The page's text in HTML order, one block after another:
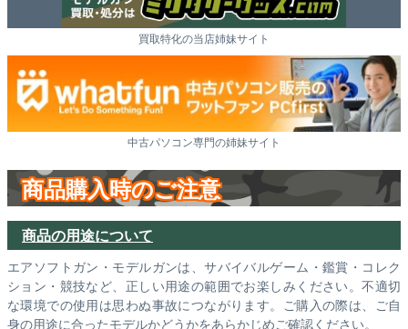
買取特化の当店姉妹サイト
中古パソコン専門の姉妹サイト
商品購入時のご注意
商品の用途について
エアソフトガン・モデルガンは、サバイバルゲーム・鑑賞・コレク
ション・競技など、正しい用途の範囲でお楽しみください。不適切
な環境での使用は思わぬ事故につながります。ご購入の際は、ご自
身の用途に合ったモデルかどうかをあらかじめご確認ください。